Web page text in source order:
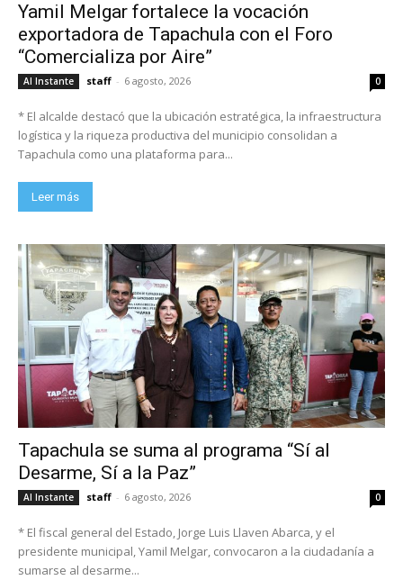
Yamil Melgar fortalece la vocación
exportadora de Tapachula con el Foro
“Comercializa por Aire”
Al Instante staff - 6 agosto, 2026 0
* El alcalde destacó que la ubicación estratégica, la infraestructura
logística y la riqueza productiva del municipio consolidan a
Tapachula como una plataforma para...
Leer más
Tapachula se suma al programa “Sí al
Desarme, Sí a la Paz”
Al Instante staff - 6 agosto, 2026 0
* El fiscal general del Estado, Jorge Luis Llaven Abarca, y el
presidente municipal, Yamil Melgar, convocaron a la ciudadanía a
sumarse al desarme...